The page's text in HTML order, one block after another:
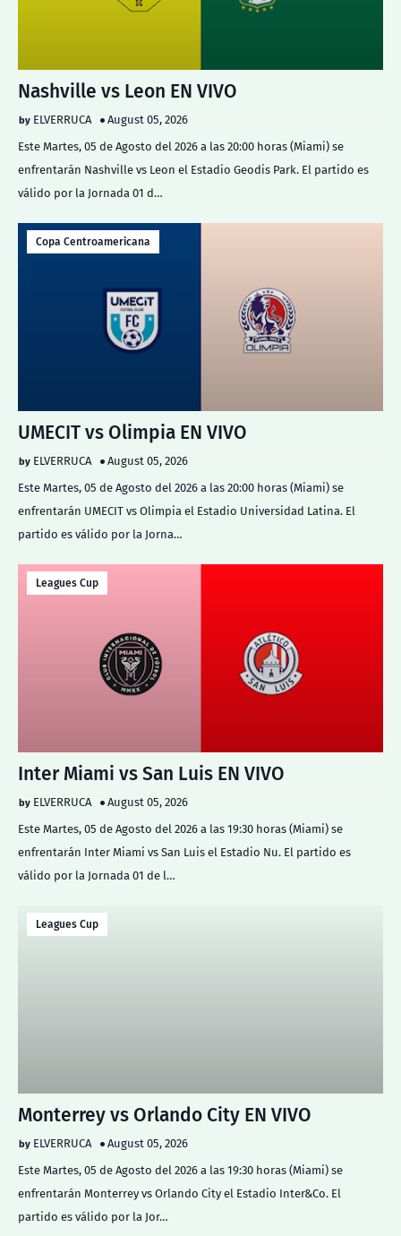
Nashville vs Leon EN VIVO
ELVERRUCA
August 05, 2026
Este Martes, 05 de Agosto del 2026 a las 20:00 horas (Miami) se
enfrentarán Nashville vs Leon el Estadio Geodis Park. El partido es
válido por la Jornada 01 d…
Copa Centroamericana
UMECIT vs Olimpia EN VIVO
ELVERRUCA
August 05, 2026
Este Martes, 05 de Agosto del 2026 a las 20:00 horas (Miami) se
enfrentarán UMECIT vs Olimpia el Estadio Universidad Latina. El
partido es válido por la Jorna…
Leagues Cup
Inter Miami vs San Luis EN VIVO
ELVERRUCA
August 05, 2026
Este Martes, 05 de Agosto del 2026 a las 19:30 horas (Miami) se
enfrentarán Inter Miami vs San Luis el Estadio Nu. El partido es
válido por la Jornada 01 de l…
Leagues Cup
Monterrey vs Orlando City EN VIVO
ELVERRUCA
August 05, 2026
Este Martes, 05 de Agosto del 2026 a las 19:30 horas (Miami) se
enfrentarán Monterrey vs Orlando City el Estadio Inter&Co. El
partido es válido por la Jor…